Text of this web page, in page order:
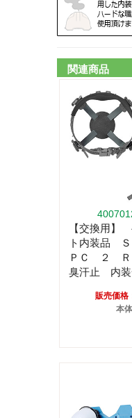
関連商品
【交換用】
ト内装品
ＰＣ ２
臭汗止 内装
販売価格
本